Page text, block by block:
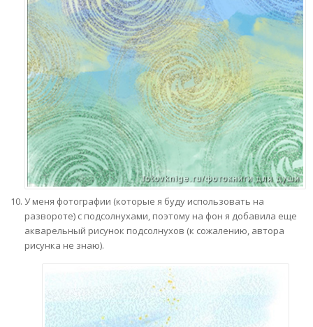
У меня фотографии (которые я буду использовать на
развороте) с подсолнухами, поэтому на фон я добавила еще
акварельный рисунок подсолнухов (к сожалению, автора
рисунка не знаю).